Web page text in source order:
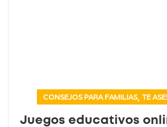
CONSEJOS PARA FAMILIAS, TE
Juegos educativos